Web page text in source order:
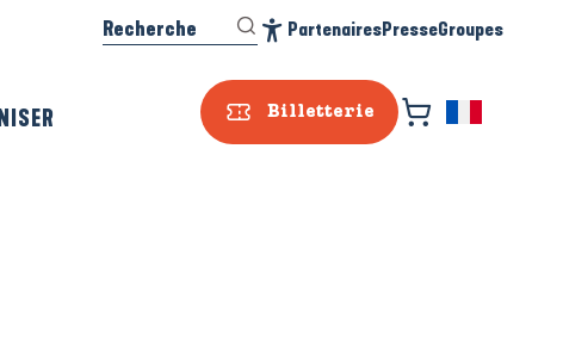
Billetterie
Recherche PartenairesPresseGroupes